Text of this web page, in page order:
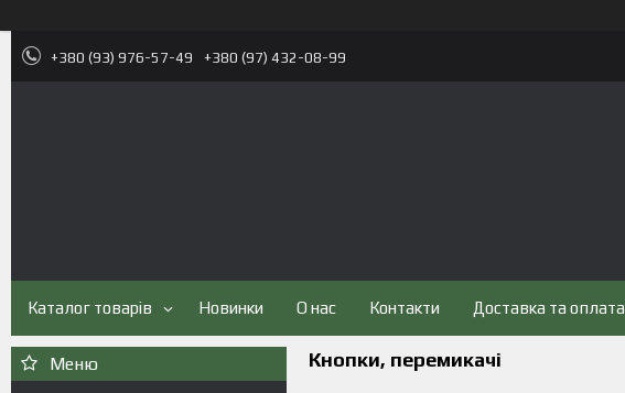
+380 (93) 976-57-49 +380 (97) 432-08-99
Каталог товарів Новинки О нас Контакти Доставка та оплата
Кнопки, перемикачі